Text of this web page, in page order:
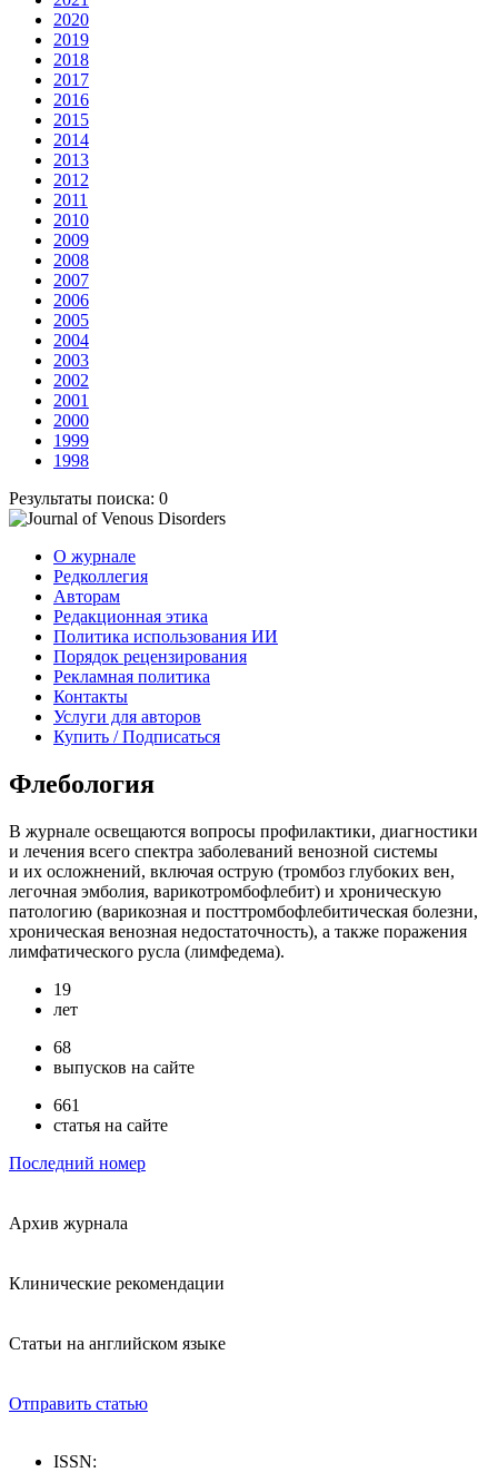
2020
2019
2018
2017
2016
2015
2014
2013
2012
2011
2010
2009
2008
2007
2006
2005
2004
2003
2002
2001
2000
1999
1998
Результаты поиска: 0
О журнале
Редколлегия
Авторам
Редакционная этика
Политика использования ИИ
Порядок рецензирования
Рекламная политика
Контакты
Услуги для авторов
Купить / Подписаться
Флебология
В журнале освещаются вопросы профилактики, диагностики
и лечения всего спектра заболеваний венозной системы
и их осложнений, включая острую (тромбоз глубоких вен,
легочная эмболия, варикотромбофлебит) и хроническую
патологию (варикозная и посттромбофлебитическая болезни,
хроническая венозная недостаточность), а также поражения
лимфатического русла (лимфедема).
19
лет
68
выпусков на сайте
661
статья на сайте
Последний номер
Архив журнала
Клинические рекомендации
Статьи на английском языке
Отправить статью
ISSN: